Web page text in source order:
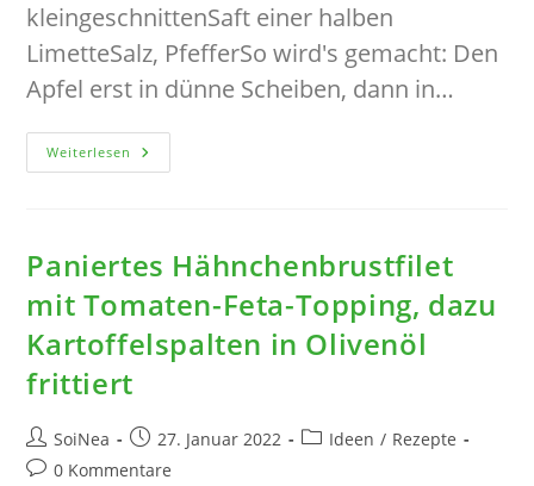
kleingeschnittenSaft einer halben
LimetteSalz, PfefferSo wird's gemacht: Den
Apfel erst in dünne Scheiben, dann in…
Weiterlesen Heringssalat
Mit
Paniertes Hähnchenbrustfilet
mit Tomaten-Feta-Topping, dazu
Kartoffelspalten in Olivenöl
frittiert
Beitrags-
Autor:
SoiNea
Beitrag
veröffentlicht:
27. Januar 2022
Beitrags-
Ideen / Rezepte
Beitrags-
0 Kommentare